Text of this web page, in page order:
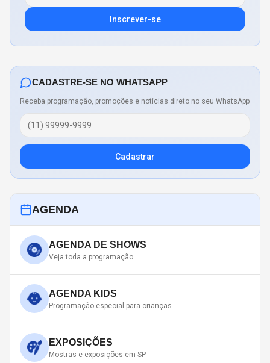
Inscrever-se
CADASTRE-SE NO WHATSAPP
Receba programação, promoções e notícias direto no seu WhatsApp
Cadastrar
AGENDA
AGENDA DE SHOWS
Veja toda a programação
AGENDA KIDS
Programação especial para crianças
EXPOSIÇÕES
Mostras e exposições em SP